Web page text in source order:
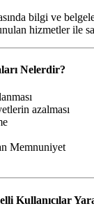
bilgi ve
hizmetler ile
Nelerdir?
azalması
Memnuniyet
Kullanıcılar